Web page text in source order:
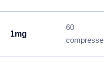
1mg
60
compresse